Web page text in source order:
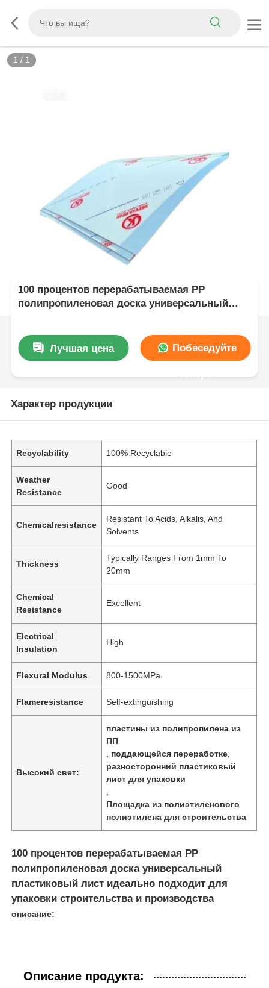
1 / 1
100 процентов перерабатываемая PP
полипропиленовая доска универсальный
Лучшая цена
Побеседуйте
Характер продукции
Recyclability 100% Recyclable
Weather
Resistance
Good
Chemicalresistance
Resistant To Acids, Alkalis, And
Solvents
Thickness
Typically Ranges From 1mm To
20mm
Chemical
Resistance
Excellent
Electrical
Insulation
High
Flexural Modulus 800-1500MPa
Flameresistance Self-extinguishing
Высокий свет:
пластины из полипропилена из
ПП
поддающейся переработке
разносторонний пластиковый
лист для упаковки
Площадка из полиэтиленового
полиэтилена для строительства
100 процентов перерабатываемая PP
полипропиленовая доска универсальный
пластиковый лист идеально подходит для
упаковки строительства и производства
описание:
Описание продукта: